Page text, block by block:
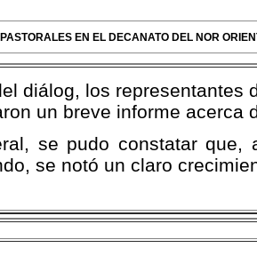
EN EL DECANATO DEL NOR
diálog, los representantes
un breve informe acerca
se pudo constatar
se notó un claro